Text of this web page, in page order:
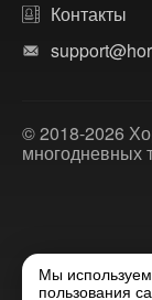
Контакты
© 2018-2026
многодневных
Мы
пользования